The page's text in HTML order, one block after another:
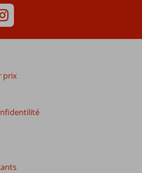
prix